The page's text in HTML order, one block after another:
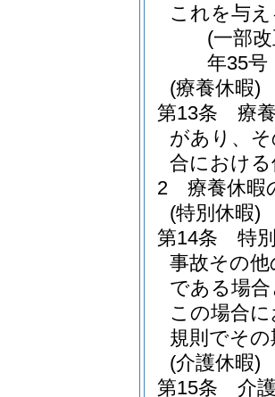
これを与
(一部
年35号
(療養休暇)
第13条
療
があり、
合におけ
2
療養休暇
(特別休暇)
第14条
特
事故その
である場
この場合
規則でそ
(介護休暇)
第15条
介